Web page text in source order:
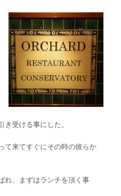
き受ける事にした。
て来てすぐにその時の彼らか
れ、まずはランチを頂く事